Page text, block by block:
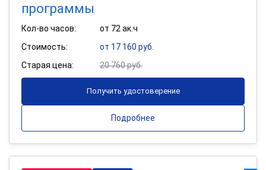
программы
Кол-во часов:
от 72 ак.ч
Стоимость:
от 17 160 руб.
Старая цена:
20 760 руб.
Получить удостоверение
Подробнее